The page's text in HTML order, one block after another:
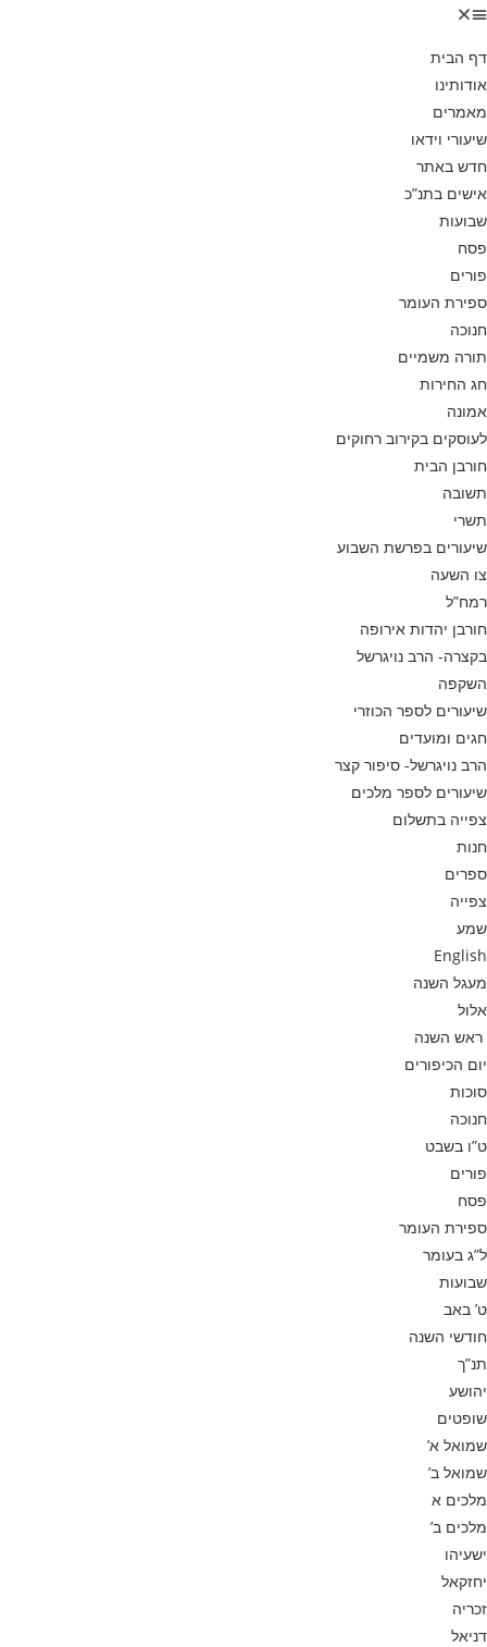
דף הבית
אודותינו
מאמרים
שיעורי וידאו
חדש באתר
אישים בתנ”כ
שבועות
פסח
פורים
ספירת העומר
חנוכה
תורה משמיים
חג החירות
אמונה
לעוסקים בקירוב רחוקים
חורבן הבית
תשובה
תשרי
שיעורים בפרשת השבוע
צו השעה
רמח”ל
חורבן יהדות אירופה
בקצרה- הרב נויגרשל
השקפה
שיעורים לספר הכוזרי
חגים ומועדים
הרב נויגרשל- סיפור קצר
שיעורים לספר מלכים
צפייה בתשלום
חנות
ספרים
צפייה
שמע
English
מעגל השנה
אלול
ראש השנה
יום הכיפורים
סוכות
חנוכה
ט”ו בשבט
פורים
פסח
ספירת העומר
ל”ג בעומר
שבועות
ט’ באב
חודשי השנה
תנ”ך
יהושע
שופטים
שמואל א’
שמואל ב’
מלכים א
מלכים ב’
ישעיהו
יחזקאל
זכריה
דניאל